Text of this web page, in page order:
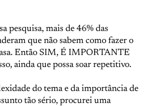
pesquisa, mais de 46% das
que não sabem como fazer o
Então SIM, É IMPORTANTE
ainda que possa soar repetitivo.
do tema e da importância de
tão sério, procurei uma